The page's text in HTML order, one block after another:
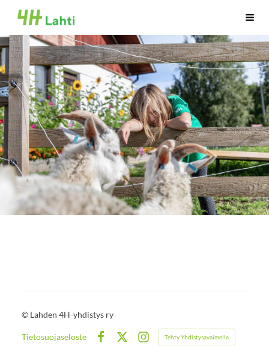
Siirry
sivun
sisältöön
Lahden 4H-yhdistys ry
© Lahden 4H-yhdistys ry
Tietosuojaseloste
Instagram
Tehty Yhdistysavaimella